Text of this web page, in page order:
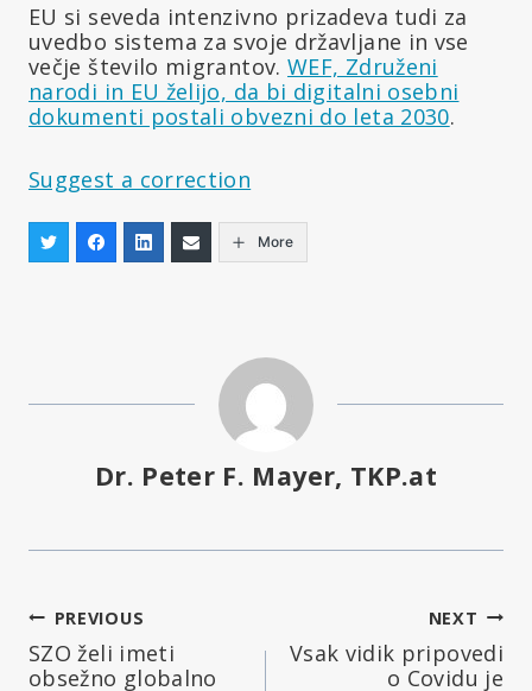
EU si seveda intenzivno prizadeva tudi za
uvedbo sistema za svoje državljane in vse
večje število migrantov. WEF, Združeni
narodi in EU želijo, da bi digitalni osebni
dokumenti postali obvezni do leta 2030.
Suggest a correction
More
Dr. Peter F. Mayer, TKP.at
Navigacija
prispevka
PREVIOUS
SZO želi imeti
obsežno globalno
NEXT
Vsak vidik pripovedi
o Covidu je